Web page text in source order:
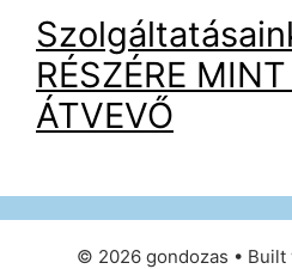
RÉSZÉRE
ÁTVEVŐ
© 2026 gondozas • Built